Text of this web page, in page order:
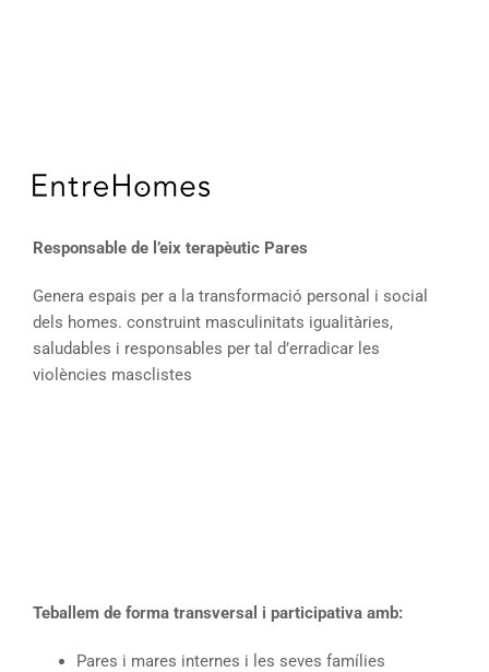
Responsable de l’eix terapèutic Pares
Genera espais per a la transformació personal i social
dels homes. construint masculinitats igualitàries,
saludables i responsables per tal d’erradicar les
violències masclistes
Teballem de forma transversal i participativa amb:
Pares i mares internes i les seves famílies